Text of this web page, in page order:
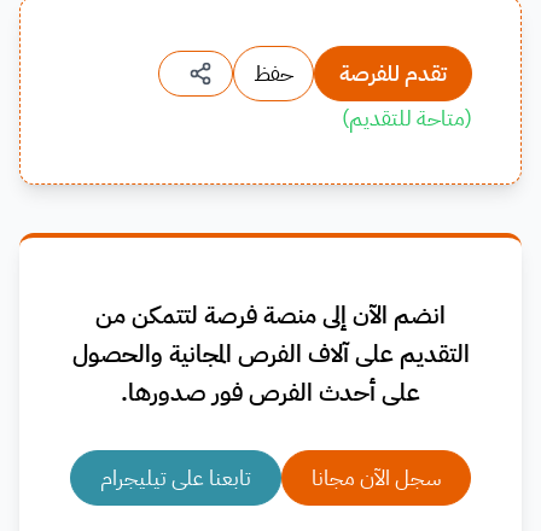
تقدم للفرصة
حفظ
(متاحة للتقديم)
انضم الآن إلى منصة فرصة لتتمكن من
التقديم على آلاف الفرص المجانية والحصول
على أحدث الفرص فور صدورها.
سجل الآن مجانا تابعنا على تيليجرام